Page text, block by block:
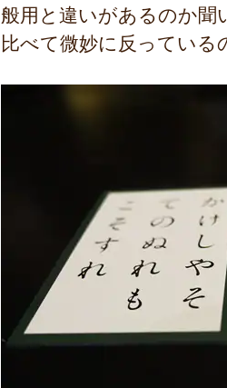
般用と違いがあるのか聞
比べて微妙に反っている